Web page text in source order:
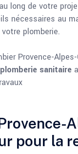
long de votre
nécessaires au
plomberie.
Provence-
plomberie sanitaire
pour la